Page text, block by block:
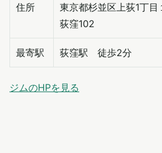
住所
東京都杉並区上荻1丁
荻窪102
最寄駅 荻窪駅 徒歩2分
ジムのHPを見る